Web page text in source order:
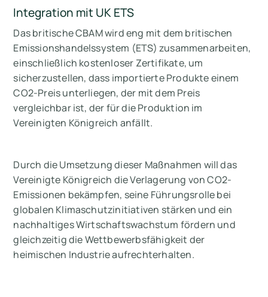
Integration mit UK ETS
Das britische CBAM wird eng mit dem britischen
Emissionshandelssystem (ETS) zusammenarbeiten,
einschließlich kostenloser Zertifikate, um
sicherzustellen, dass importierte Produkte einem
CO2-Preis unterliegen, der mit dem Preis
vergleichbar ist, der für die Produktion im
Vereinigten Königreich anfällt.
Durch die Umsetzung dieser Maßnahmen will das
Vereinigte Königreich die Verlagerung von CO2-
Emissionen bekämpfen, seine Führungsrolle bei
globalen Klimaschutzinitiativen stärken und ein
nachhaltiges Wirtschaftswachstum fördern und
gleichzeitig die Wettbewerbsfähigkeit der
heimischen Industrie aufrechterhalten.